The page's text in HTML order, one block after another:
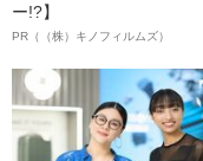
ー!?】
PR（（株）キノフィルムズ）